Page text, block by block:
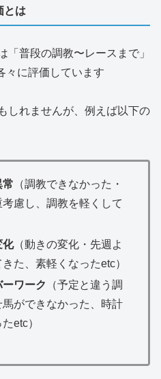
とは
「普段の調教〜レースまで」
々に評価しています
しれませんが、例えば以下の
常 （調教できなかった・
慮し、調教を軽くして
化（動きの変化・先週よ
た、素軽くなったetc）
ワーク
（予定と違う調
ができなかった、時計
etc）